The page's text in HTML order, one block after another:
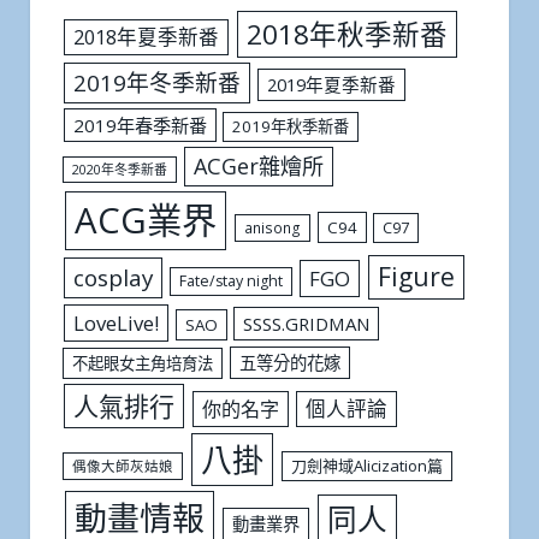
2018年夏季新番 2018年秋季新番
2019年冬季新番
2019年夏季新番
2019年春季新番
2019年秋季新番
2020年冬季新番 ACGer雜燴所
ACG業界 anisong C94 C97
cosplay Fate/stay night FGO Figure
LoveLive! SAO SSSS.GRIDMAN
不起眼女主角培育法 五等分的花嫁
人氣排行 你的名字 個人評論
偶像大師灰姑娘 八掛 刀劍神域Alicization篇
動畫情報 動畫業界 同人